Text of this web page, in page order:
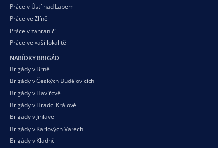
Práce v Ústí nad Labem
Práce ve Zlíně
Práce v zahraničí
Práce ve vaší lokalitě
NABÍDKY BRIGÁD
Brigády v Brně
Brigády v Českých Budějovicích
Brigády v Havířově
Brigády v Hradci Králové
Brigády v Jihlavě
Brigády v Karlových Varech
Brigády v Kladně